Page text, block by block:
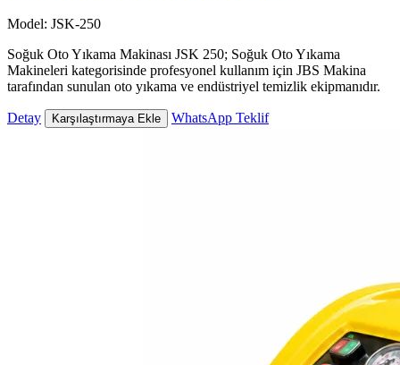
Model: JSK-250
Soğuk Oto Yıkama Makinası JSK 250; Soğuk Oto Yıkama
Makineleri kategorisinde profesyonel kullanım için JBS Makina
tarafından sunulan oto yıkama ve endüstriyel temizlik ekipmanıdır.
Detay Karşılaştırmaya Ekle WhatsApp Teklif